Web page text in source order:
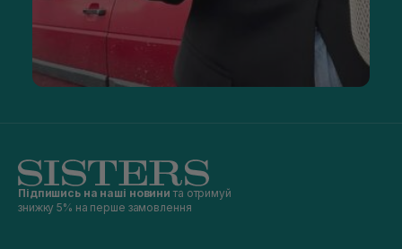
Підпишись на наші новини та отримуй
знижку 5% на перше замовлення